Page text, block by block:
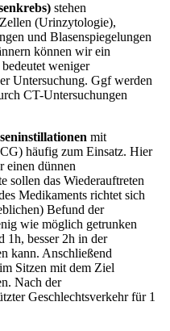
stehen
(Urinzytologie),
und Blasenspiegelungen
können wir ein
weniger
Untersuchung. Ggf werden
CT-Untersuchungen
mit
häufig zum Einsatz. Hier
einen dünnen
sollen das Wiederauftreten
Medikaments richtet sich
Befund der
wie möglich getrunken
1h, besser 2h in der
kann. Anschließend
Sitzen mit dem Ziel
Nach der
Geschlechtsverkehr für 1